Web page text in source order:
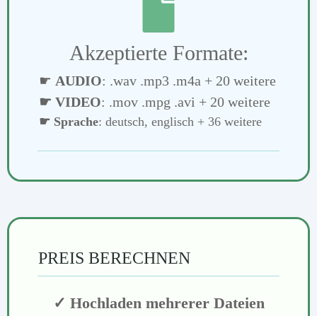
Akzeptierte Formate:
☛ AUDIO: .wav .mp3 .m4a + 20 weitere
☛ VIDEO: .mov .mpg .avi + 20 weitere
☛ Sprache: deutsch, englisch + 36 weitere
PREIS BERECHNEN
✓ Hochladen mehrerer Dateien